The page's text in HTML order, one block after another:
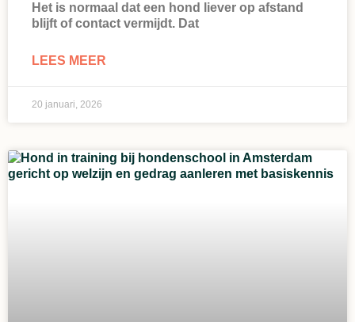
Het is normaal dat een hond liever op afstand
blijft of contact vermijdt. Dat
LEES MEER
20 januari, 2026